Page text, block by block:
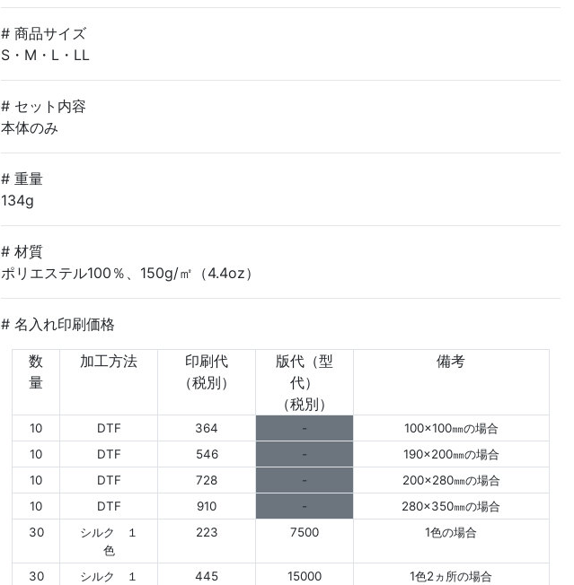
# 商品サイズ
S・M・L・LL
# セット内容
本体のみ
# 重量
134g
# 材質
ポリエステル100％、150g/㎡（4.4oz）
# 名入れ印刷価格
数
量
加工方法
印刷代
（税別）
版代（型
代）
（税別）
備考
10 DTF 364 -
100×100㎜の場合
10
DTF 546 -
190×200㎜の場合
10
DTF 728 -
200×280㎜の場合
10
DTF 910 -
280×350㎜の場合
30
シルク １
色
223 7500 1色の場合
30
シルク １
445 15000 1色2ヵ所の場合